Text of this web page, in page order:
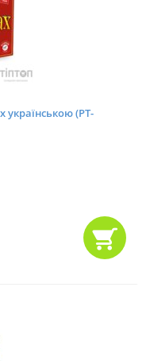
українською (PT-